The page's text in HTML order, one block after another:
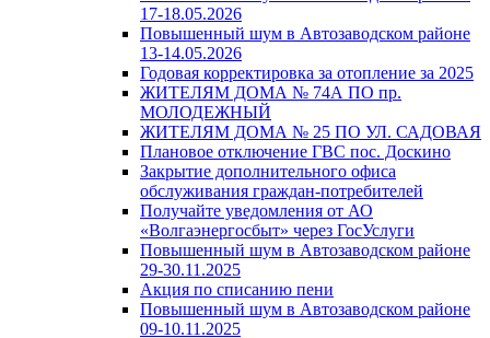
17-18.05.2026
Повышенный шум в Автозаводском районе
13-14.05.2026
Годовая корректировка за отопление за 2025
ЖИТЕЛЯМ ДОМА № 74А ПО пр.
МОЛОДЕЖНЫЙ
ЖИТЕЛЯМ ДОМА № 25 ПО УЛ. САДОВАЯ
Плановое отключение ГВС пос. Доскино
Закрытие дополнительного офиса
обслуживания граждан-потребителей
Получайте уведомления от АО
«Волгаэнергосбыт» через ГосУслуги
Повышенный шум в Автозаводском районе
29-30.11.2025
Акция по списанию пени
Повышенный шум в Автозаводском районе
09-10.11.2025